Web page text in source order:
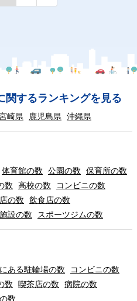
関するランキングを見る
崎県 鹿児島県 沖縄県
体育館の数 公園の数
保育所の数
数 高校の数
コンビニの数
の数
飲食店の数
設の数 スポーツジムの数
ある駐輪場の数
コンビニの数
数 喫茶店の数
病院の数
数